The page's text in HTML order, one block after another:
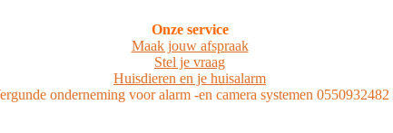
Onze service
Maak jouw afspraak
Stel je vraag
Huisdieren en je huisalarm
onderneming voor alarm -en camera systemen 0550932482